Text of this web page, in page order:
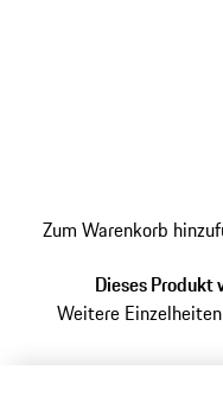
Zum Warenkorb
Dieses Produkt
Weitere